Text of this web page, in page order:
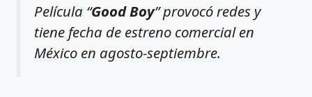
Película “Good Boy” provocó redes y
tiene fecha de estreno comercial en
México en agosto-septiembre.